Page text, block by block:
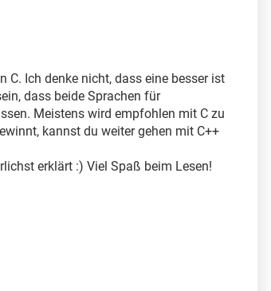
C. Ich denke nicht, dass eine besser ist
dass beide Sprachen für
Meistens wird empfohlen mit C zu
kannst du weiter gehen mit C++
erklärt :) Viel Spaß beim Lesen!